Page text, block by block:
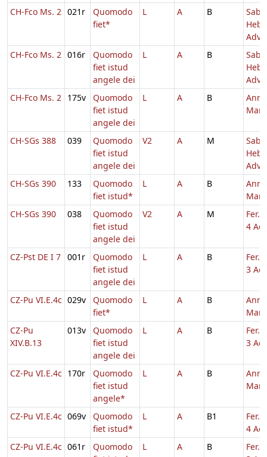
CH-Fco Ms. 2 021r
Quomodo
fiet*
L A B
Adv.
CH-Fco Ms. 2 016r
Quomodo
fiet istud
angele dei
L A B
Adv.
CH-Fco Ms. 2 175v
Quomodo
fiet istud
angele dei
L A B
CH-SGs 388 039
Quomodo
fiet istud
angele dei
V2 A M
Adv.
CH-SGs 390
133
Quomodo
fiet istud*
L A B
CH-SGs 390
038
Quomodo
fiet istud
angele dei
V2 A M
Fer.
4
CZ-Pst DE I 7 001r
Quomodo
fiet istud
angele dei
L A B
Fer.
3
CZ-Pu VI.E.4c 029v
Quomodo
fiet*
L A B
CZ-Pu
XIV.B.13
013v
Quomodo
fiet istud
angele dei
L A B
Fer.
3
CZ-Pu VI.E.4c 170r
Quomodo
fiet istud
angele*
L A B
CZ-Pu VI.E.4c 069v
Quomodo
fiet istud*
L A B1
Fer.
4
CZ-Pu VI.E.4c 061r
Quomodo
L A B
Fer.